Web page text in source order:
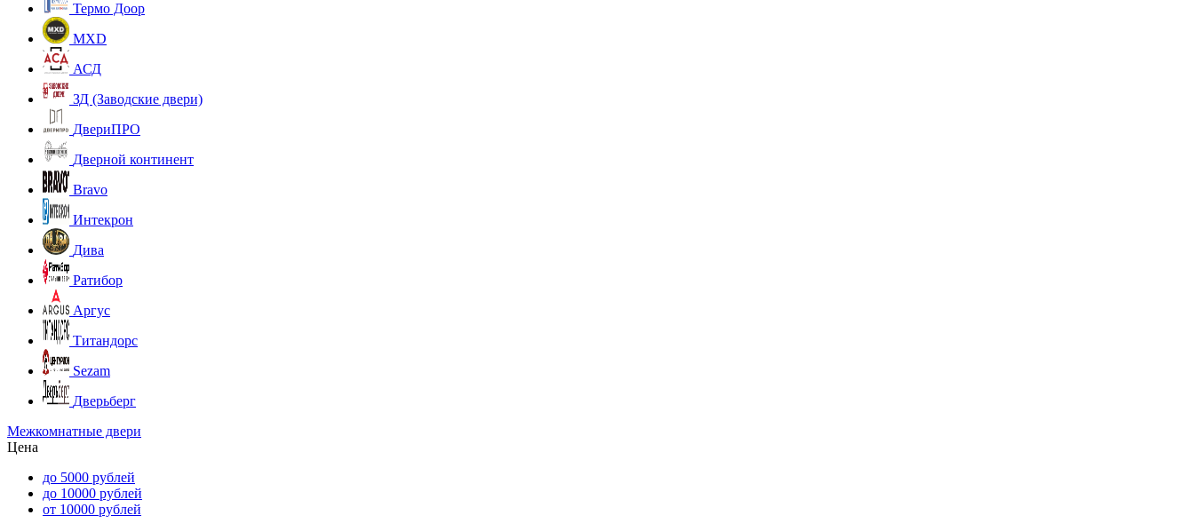
Термо Доор
MXD
АСД
ЗД (Заводские двери)
ДвериПРО
Дверной континент
Bravo
Интекрон
Дива
Ратибор
Аргус
Титандорс
Sezam
Дверьберг
Межкомнатные двери
Цена
до 5000 рублей
до 10000 рублей
от 10000 рублей